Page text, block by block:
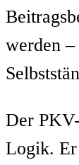
werden
Der
Logik. Er